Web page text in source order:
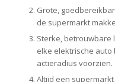
Grote,
de supermarkt
Sterke, betrouwbare
elke elektrische
actieradius voorzien.
Altijd een